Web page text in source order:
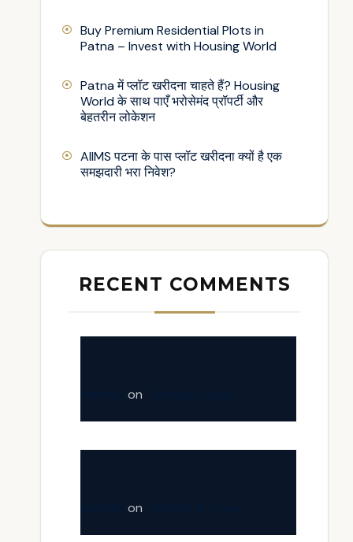
Buy Premium Residential Plots in
Patna – Invest with Housing World
Patna में प्लॉट खरीदना चाहते हैं? Housing
World के साथ पाएँ भरोसेमंद प्रॉपर्टी और
बेहतरीन लोकेशन
AIIMS पटना के पास प्लॉट खरीदना क्यों है एक
समझदारी भरा निवेश?
RECENT COMMENTS
on
on